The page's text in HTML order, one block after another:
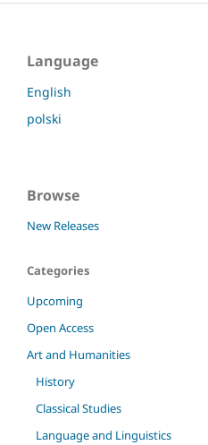
Language
English
polski
Browse
New Releases
Categories
Upcoming
Open Access
Art and Humanities
History
Classical Studies
Language and Linguistics